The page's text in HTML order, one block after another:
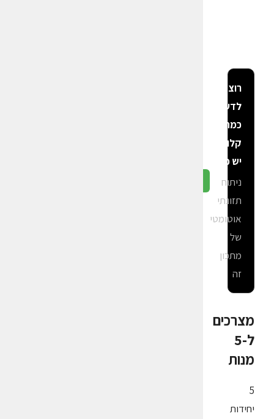
רוצה
לדעת
כמה
קלוריות
יש פה?
ניתוח
תזונתי
אוטומטי
של
מתכון
זה
מצרכים
ל-5
מנות
5
יחידות